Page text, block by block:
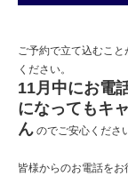
ご予約で立て込むこ
ください。
11月中にお電
になってもキ
ん のでご安心くださ
皆様からのお電話をお